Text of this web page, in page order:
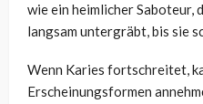
wie ein heimlicher Saboteur,
langsam untergräbt, bis sie
Wenn Karies fortschreitet,
Erscheinungsformen